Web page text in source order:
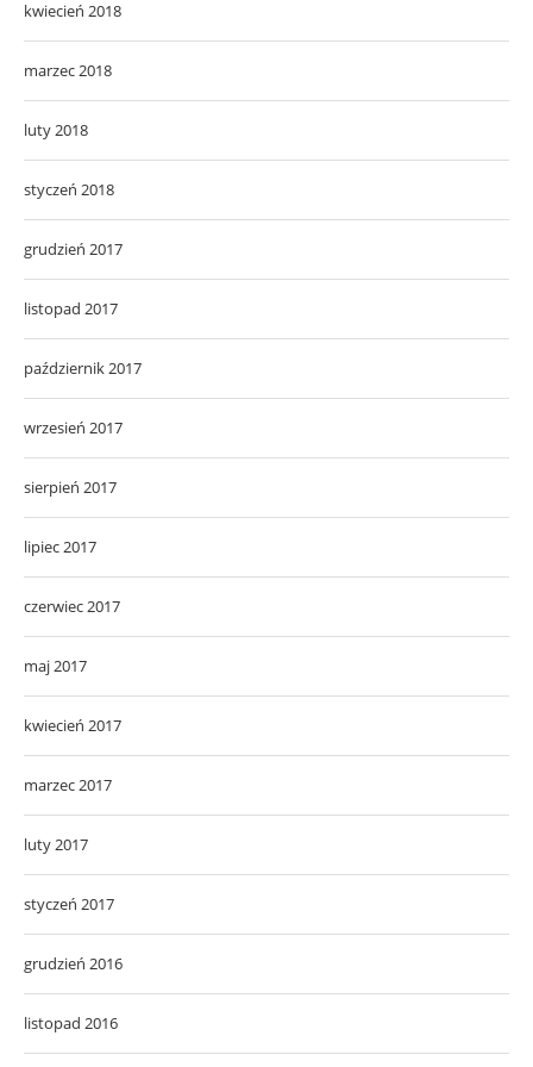
kwiecień 2018
marzec 2018
luty 2018
styczeń 2018
grudzień 2017
listopad 2017
październik 2017
wrzesień 2017
sierpień 2017
lipiec 2017
czerwiec 2017
maj 2017
kwiecień 2017
marzec 2017
luty 2017
styczeń 2017
grudzień 2016
listopad 2016